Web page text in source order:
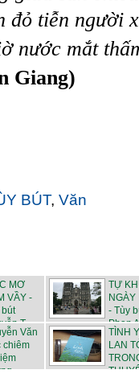
đỏ tiễn người
nước mắt
Giang)
BÚT, Văn
MƠ
VẦY -
bút
T...
TỰ
NGÀY
- Tùy
Phan
Văn
chiêm
...
TÌNH
LAN